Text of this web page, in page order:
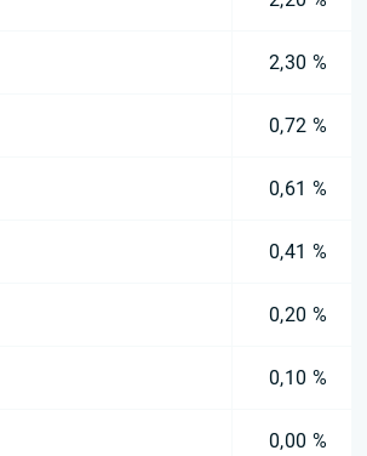
2,30 %
0,72 %
0,61 %
0,41 %
0,20 %
0,10 %
0,00 %